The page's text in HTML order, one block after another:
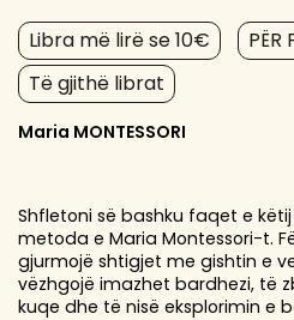
Libra më lirë se 10€
PËR
Të gjithë librat
Maria MONTESSORI
Shfletoni së bashku faqet e
metoda e Maria Montessori-t.
gjurmojë shtigjet me gishtin e
vëzhgojë imazhet bardhezi, të
kuqe dhe të nisë eksplorimin e